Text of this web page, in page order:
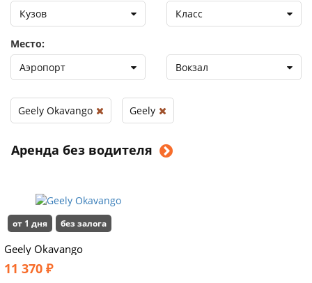
Аренда без водителя
от 1 дня без залога
Geely Okavango
11 370 ₽
Кузов Класс
Место:
Аэропорт
Вокзал
Geely Okavango Geely